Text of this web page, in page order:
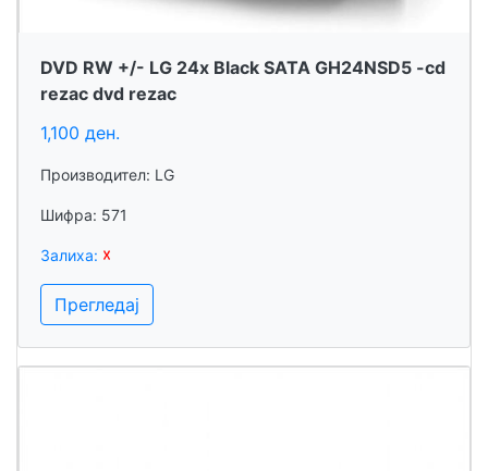
DVD RW +/- LG 24x Black SATA GH24NSD5 -cd
rezac dvd rezac
1,100 ден.
Производител: LG
Шифра: 571
Залиха: ☓
Прегледај